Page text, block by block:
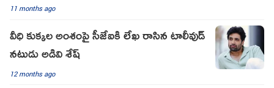
11 months ago
వీధి కుక్కల అంశంపై సీజేఐకి లేఖ రాసిన టాలీవుడ్
నటుడు అడివి శేష్
12 months ago